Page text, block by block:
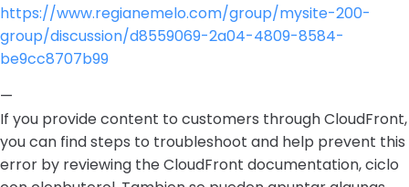
https://www.regianemelo.com/group/mysite-200-
group/discussion/d8559069-2a04-4809-8584-
be9cc8707b99
—
If you provide content to customers through CloudFront,
you can find steps to troubleshoot and help prevent this
error by reviewing the CloudFront documentation, ciclo